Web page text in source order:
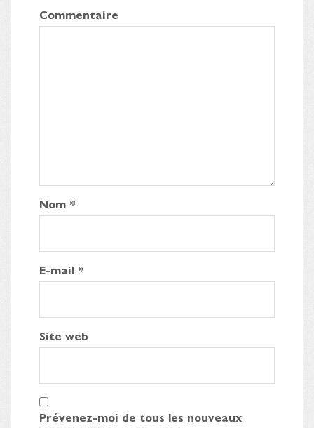
Commentaire
Nom *
E-mail *
Site web
Prévenez-moi de tous les nouveaux